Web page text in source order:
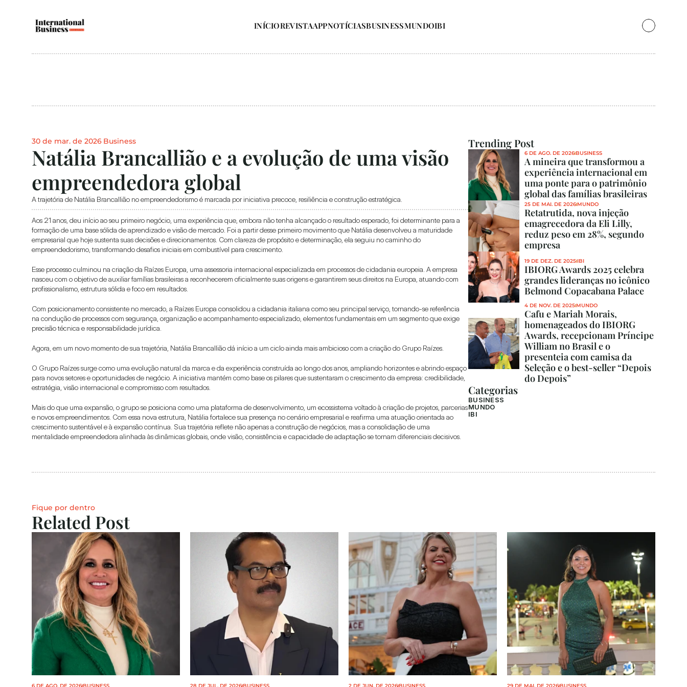
INÍCIOREVISTAAPPNOTÍCIASBUSINESSMUNDOIBI
30 de mar. de 2026 Business
Natália Brancallião e a evolução de uma visão
empreendedora global
A trajetória de Natália Brancallião no empreendedorismo é marcada por iniciativa precoce, resiliência e construção estratégica.
Aos 21 anos, deu início ao seu primeiro negócio, uma experiência que, embora não tenha alcançado o resultado esperado, foi determinante para a
formação de uma base sólida de aprendizado e visão de mercado. Foi a partir desse primeiro movimento que Natália desenvolveu a maturidade
empresarial que hoje sustenta suas decisões e direcionamentos. Com clareza de propósito e determinação, ela seguiu no caminho do
empreendedorismo, transformando desafios iniciais em combustível para crescimento.
Esse processo culminou na criação da Raízes Europa, uma assessoria internacional especializada em processos de cidadania europeia. A empresa
nasceu com o objetivo de auxiliar famílias brasileiras a reconhecerem oficialmente suas origens e garantirem seus direitos na Europa, atuando com
profissionalismo, estrutura sólida e foco em resultados.
Com posicionamento consistente no mercado, a Raízes Europa consolidou a cidadania italiana como seu principal serviço, tornando-se referência
na condução de processos com segurança, organização e acompanhamento especializado, elementos fundamentais em um segmento que exige
precisão técnica e responsabilidade jurídica.
Agora, em um novo momento de sua trajetória, Natália Brancallião dá início a um ciclo ainda mais ambicioso com a criação do Grupo Raízes.
O Grupo Raízes surge como uma evolução natural da marca e da experiência construída ao longo dos anos, ampliando horizontes e abrindo espaço
para novos setores e oportunidades de negócio. A iniciativa mantém como base os pilares que sustentaram o crescimento da empresa: credibilidade,
estratégia, visão internacional e compromisso com resultados.
Mais do que uma expansão, o grupo se posiciona como uma plataforma de desenvolvimento, um ecossistema voltado à criação de projetos, parcerias
e novos empreendimentos. Com essa nova estrutura, Natália fortalece sua presença no cenário empresarial e reafirma uma atuação orientada ao
crescimento sustentável e à expansão contínua. Sua trajetória reflete não apenas a construção de negócios, mas a consolidação de uma
mentalidade empreendedora alinhada às dinâmicas globais, onde visão, consistência e capacidade de adaptação se tornam diferenciais decisivos.
Trending Post
6 DE AGO. DE 2026 BUSINESS
A mineira que transformou a
experiência internacional em
uma ponte para o patrimônio
global das famílias brasileiras
25 DE MAI. DE 2026 MUNDO
Retatrutida, nova injeção
emagrecedora da Eli Lilly,
reduz peso em 28%, segundo
empresa
19 DE DEZ. DE 2025 IBI
IBIORG Awards 2025 celebra
grandes lideranças no icônico
Belmond Copacabana Palace
4 DE NOV. DE 2025 MUNDO
Cafu e Mariah Morais,
homenageados do IBIORG
Awards, recepcionam Príncipe
William no Brasil e o
presenteia com camisa da
Seleção e o best-seller “Depois
do Depois”
Categorias
BUSINESS
MUNDO
IBI
Fique por dentro
Related Post